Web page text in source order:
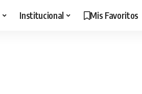
Institucional Mis Favoritos